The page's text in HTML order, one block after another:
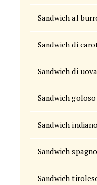
Sandwich al
Sandwich di
Sandwich di
Sandwich goloso
Sandwich indiano
Sandwich
Sandwich